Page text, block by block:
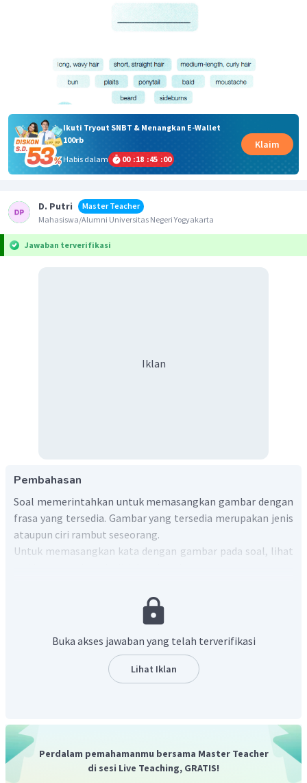
Ikuti Tryout SNBT & Menangkan E-Wallet
100rb
Habis dalam
00 :18 :45 :00
Klaim
D. Putri
Master Teacher
Mahasiswa/Alumni Universitas Negeri Yogyakarta
Jawaban terverifikasi
Iklan
Pembahasan
Soal memerintahkan untuk memasangkan gambar dengan
frasa yang tersedia. Gambar yang tersedia merupakan jenis
ataupun ciri rambut seseorang.
Untuk memasangkan kata dengan gambar pada soal, lihat
= rambut panjang bergelombang.
medium-length, curly hair= rambut keriting sedang.
= rambut gaya sanggul.
= rambut gaya kepang.
moustache
beard
= cambang.
Buka akses jawaban yang telah terverifikasi
Lihat Iklan
Perdalam pemahamanmu bersama Master Teacher
di sesi Live Teaching, GRATIS!